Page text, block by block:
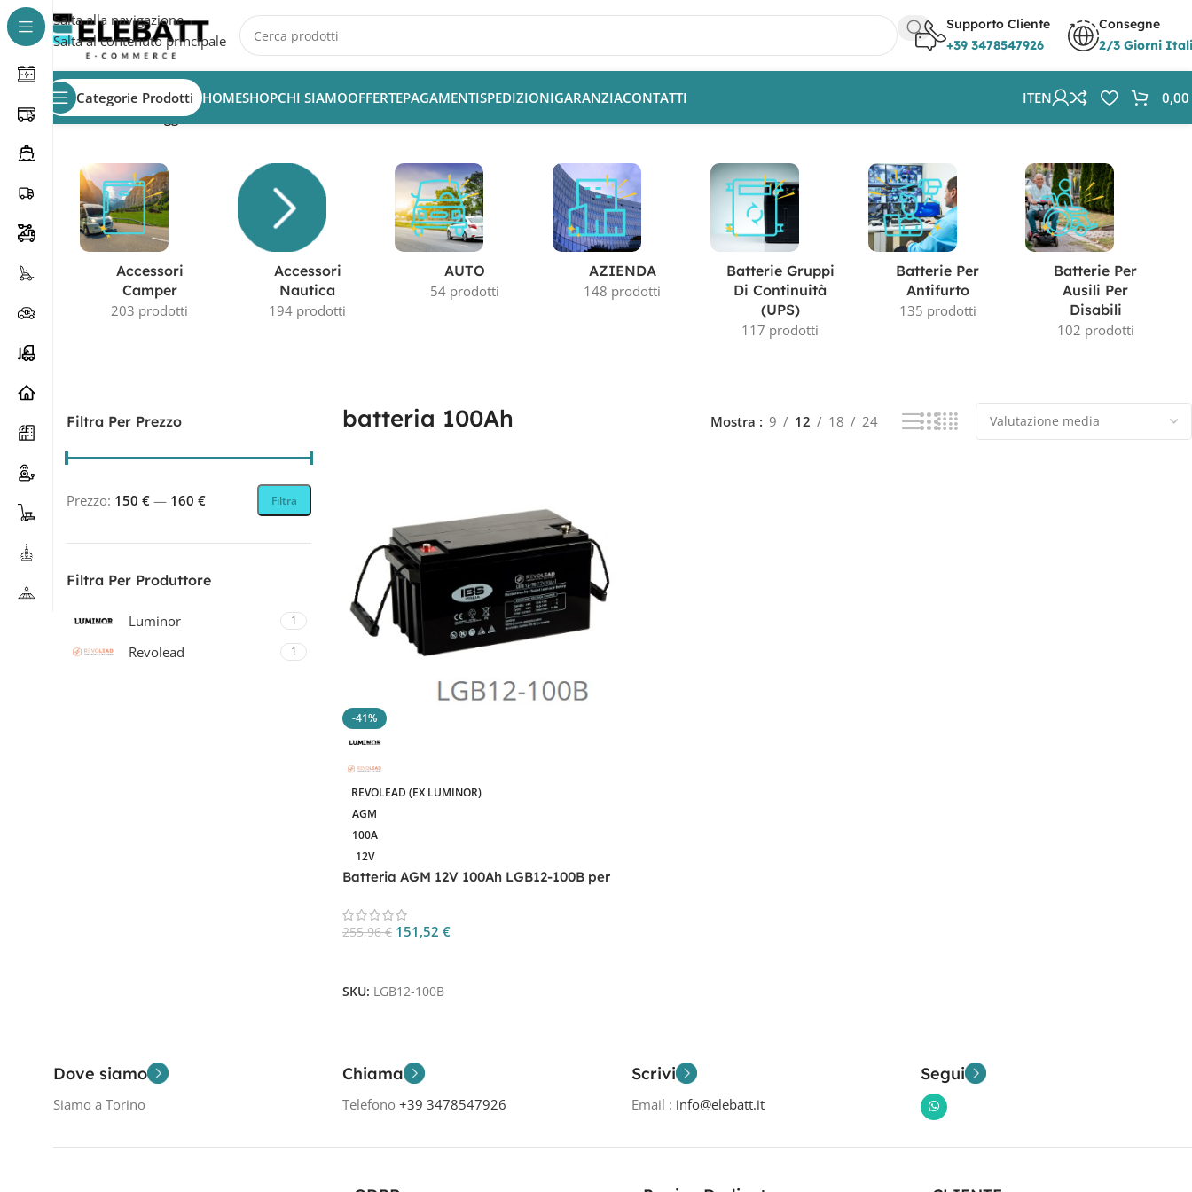
Salta alla navigazione
Salta al contenuto principale
Supporto Cliente
+39 3478547926
Consegne
2/3 Giorni
Categorie Prodotti HOMESHOPCHI SIAMOOFFERTEPAGAMENTISPEDIZIONIGARANZIACONTATTI ITEN
0,00
Home/Prodotti taggati “batteria 100Ah”
Accessori
Camper
203 prodotti
Accessori
Nautica
194 prodotti
AUTO
54 prodotti
AZIENDA
148 prodotti
Batterie Gruppi
Di Continuità
(UPS)
117 prodotti
Batterie Per
Antifurto
135 prodotti
Batterie Per
Ausili Per
Disabili
102 prodotti
Filtra Per Prezzo
Filtra
Prezzo: 150 € — 160 €
Filtra Per Produttore
Luminor 1
Revolead 1
batteria 100Ah Mostra 9 12 18 24
-41%
REVOLEAD (EX LUMINOR)
AGM
100A
12V
Batteria AGM 12V 100Ah LGB12-100B per
255,96€ 151,52 €
SKU: LGB12-100B
Dove siamo
Siamo a Torino
Chiama
Telefono +39 3478547926
Scrivi
Email : info@elebatt.it
Segui